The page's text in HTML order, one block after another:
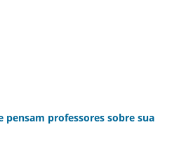
pensam professores sobre sua